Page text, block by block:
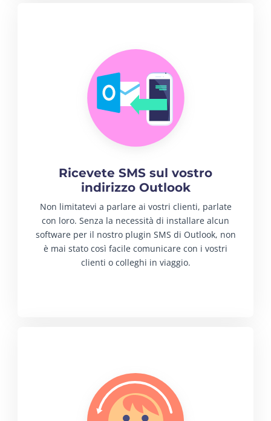
Ricevete SMS sul vostro
indirizzo Outlook
Non limitatevi a parlare ai vostri clienti, parlate
con loro. Senza la necessità di installare alcun
software per il nostro plugin SMS di Outlook, non
è mai stato così facile comunicare con i vostri
clienti o colleghi in viaggio.